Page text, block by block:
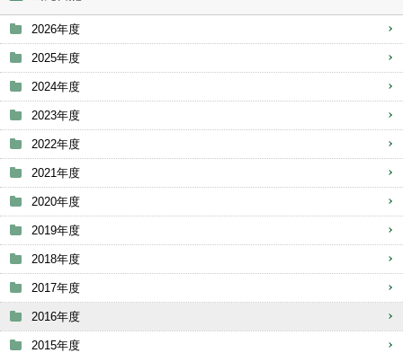
2026年度
2025年度
2024年度
2023年度
2022年度
2021年度
2020年度
2019年度
2018年度
2017年度
2016年度
2015年度